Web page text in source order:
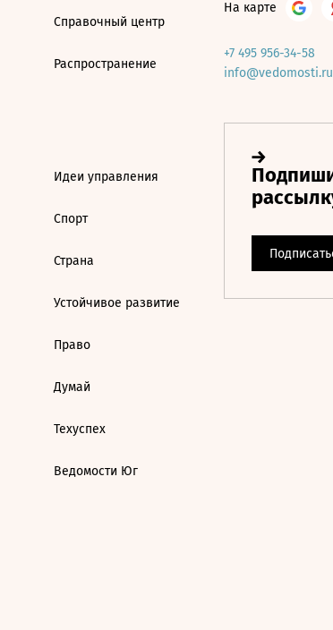
Справочный центр
Распространение
Идеи управления
Спорт
Страна
Устойчивое развитие
Право
Думай
Техуспех
Ведомости Юг
На карте
+7 495 956-34-58
info@vedomosti.ru